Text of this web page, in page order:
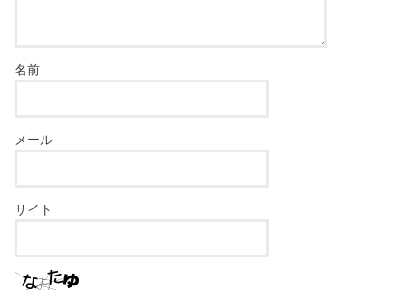
名前
メール
サイト